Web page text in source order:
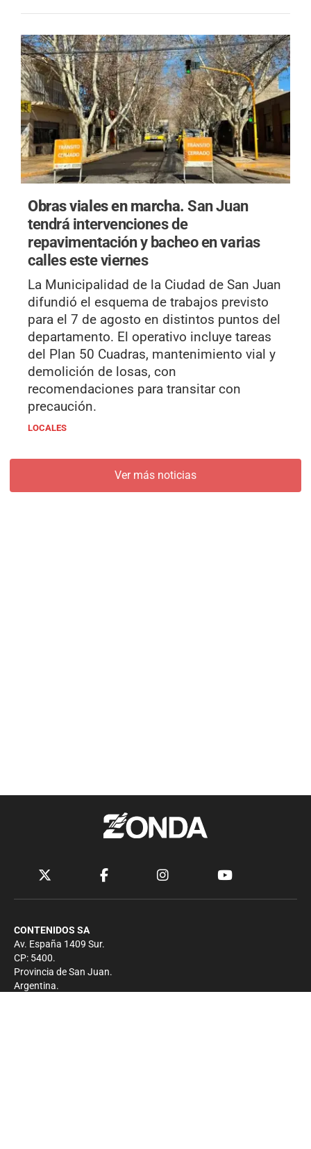
Obras viales en marcha.San Juan
tendrá intervenciones de
repavimentación y bacheo en varias
calles este viernes
La Municipalidad de la Ciudad de San Juan
difundió el esquema de trabajos previsto
para el 7 de agosto en distintos puntos del
departamento. El operativo incluye tareas
del Plan 50 Cuadras, mantenimiento vial y
demolición de losas, con
recomendaciones para transitar con
precaución.
LOCALES
Ver más noticias
CONTENIDOS SA
Av. España 1409 Sur.
CP: 5400.
Provincia de San Juan.
Argentina.